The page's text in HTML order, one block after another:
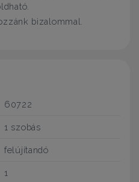
bizalommal.
60722
1 szobás
felújítandó
1